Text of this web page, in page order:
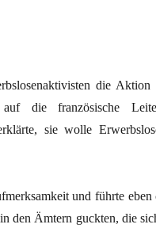
die Aktion
die französische
sie wolle
und führte eben
den Ämtern guckten, die